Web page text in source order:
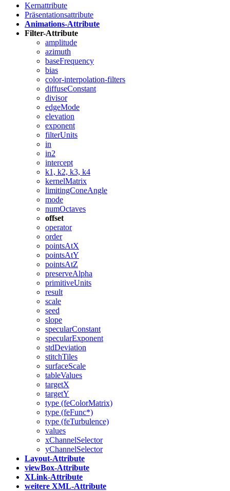
Kernattribute
Präsentationsattribute
Animations-Attribute
Filter-Attribute
amplitude
azimuth
baseFrequency
bias
color-interpolation-filters
diffuseConstant
divisor
edgeMode
elevation
exponent
filterUnits
in
in2
intercept
k1, k2, k3, k4
kernelMatrix
limitingConeAngle
mode
numOctaves
offset
operator
order
pointsAtX
pointsAtY
pointsAtZ
preserveAlpha
primitiveUnits
result
scale
seed
slope
specularConstant
specularExponent
stdDeviation
stitchTiles
surfaceScale
tableValues
targetX
targetY
type (feColorMatrix)
type (feFunc*)
type (feTurbulence)
values
xChannelSelector
yChannelSelector
Layout-Attribute
viewBox-Attribute
XLink-Attribute
weitere XML-Attribute